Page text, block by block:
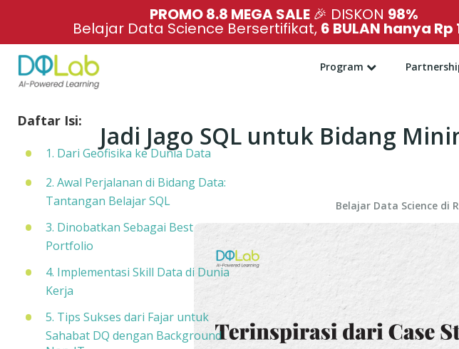
PROMO 8.8 MEGA SALE 🎉 DISKON 98%
Belajar Data Science Bersertifikat, 6 BULAN hanya Rp
Program
Jadi Jago SQL untuk Bidang
Belajar Data Science di
Daftar Isi:
1. Dari Geofisika ke Dunia Data
2. Awal Perjalanan di Bidang Data:
Tantangan Belajar SQL
3. Dinobatkan Sebagai Best
Portfolio
4. Implementasi Skill Data di Dunia
Kerja
5. Tips Sukses dari Fajar untuk
Sahabat DQ dengan Background